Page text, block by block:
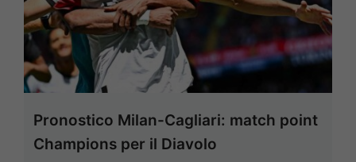
Pronostico Milan-Cagliari: match point
Champions per il Diavolo